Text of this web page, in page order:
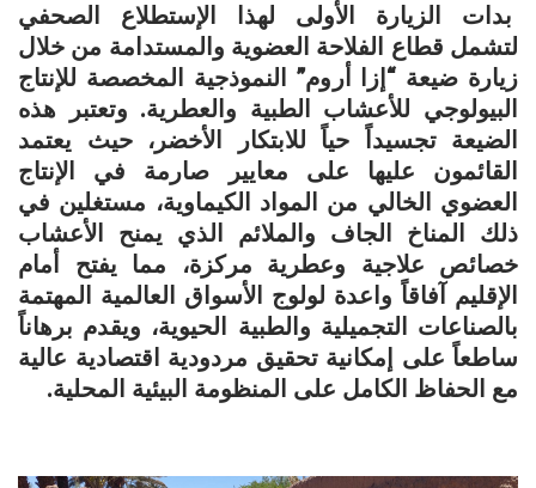
بدات الزيارة الأولى لهذا الإستطلاع الصحفي
لتشمل قطاع الفلاحة العضوية والمستدامة من خلال
زيارة ضيعة “إزا أروم” النموذجية المخصصة للإنتاج
البيولوجي للأعشاب الطبية والعطرية. وتعتبر هذه
الضيعة تجسيداً حياً للابتكار الأخضر، حيث يعتمد
القائمون عليها على معايير صارمة في الإنتاج
العضوي الخالي من المواد الكيماوية، مستغلين في
ذلك المناخ الجاف والملائم الذي يمنح الأعشاب
خصائص علاجية وعطرية مركزة، مما يفتح أمام
الإقليم آفاقاً واعدة لولوج الأسواق العالمية المهتمة
بالصناعات التجميلية والطبية الحيوية، ويقدم برهاناً
ساطعاً على إمكانية تحقيق مردودية اقتصادية عالية
مع الحفاظ الكامل على المنظومة البيئية المحلية.